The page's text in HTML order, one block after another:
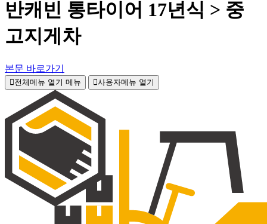
반캐빈 통타이어 17년식 > 중
고지게차
본문 바로가기
전체메뉴 열기 메뉴 사용자메뉴 열기